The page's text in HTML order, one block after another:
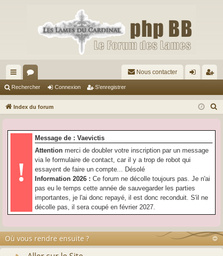
cc
ès
pi
or
u
s
Nous contacter
ne
on
nr
ist
Rechercher Connexion S’enregistrer
Index du forum
!
Message de : Vaevictis
Attention merci de doubler votre inscription par un message
via le formulaire de contact, car il y a trop de robot qui
essayent de faire un compte... Désolé
Information 2026 : Ce forum ne décolle toujours pas. Je n'ai
pas eu le temps cette année de sauvegarder les parties
importantes, je l'ai donc repayé, il est donc reconduit. S'il ne
décolle pas, il sera coupé en février 2027.
Où vous rendre ensuite ?